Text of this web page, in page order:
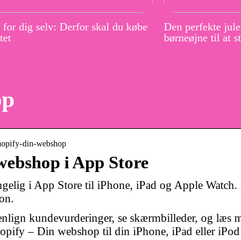
for dig selv: Derfor skal du købe
Den perfekte
børneøjne til at
din-webshop
i App Store
i App Store til iPhone, iPad og Apple
kundevurderinger, se skærmbilleder, og læs
– Din webshop til din iPhone, iPad eller